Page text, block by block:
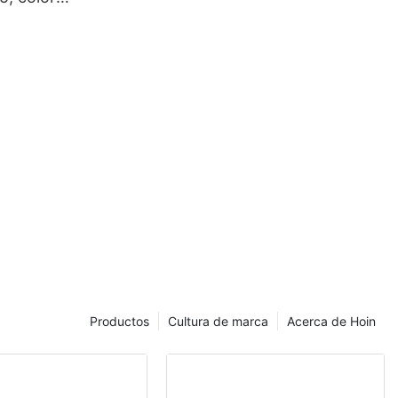
Acerca de Hoin
Cultura de marca
Productos